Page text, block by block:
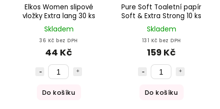
Elkos Women slipové
vložky Extra lang 30 ks
Skladem
36 Kč bez DPH
44 Kč
Do košíku
Pure Soft Toaletní papír
Soft & Extra Strong 10 ks
Skladem
131 Kč bez DPH
159 Kč
Do košíku